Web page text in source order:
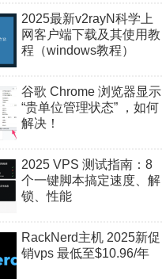
2025最新v2rayN科学上
网客户端下载及其使用教
程（windows教程）
谷歌 Chrome 浏览器显示
“贵单位管理状态” ，如何
解决！
2025 VPS 测试指南：8
个一键脚本搞定速度、解
锁、性能
RackNerd主机 2025新促
销vps 最低至$10.96/年